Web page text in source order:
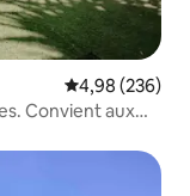
Évaluation
4,98 (236)
Convient aux